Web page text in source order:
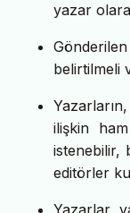
yazar
belirtilmeli
ilişkin
istenebilir,
editörler